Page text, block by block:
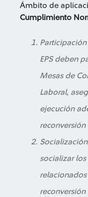
Ámbito de
Cumplimiento
Participación
EPS deben
Mesas de
Laboral,
ejecución
reconversión
socializar